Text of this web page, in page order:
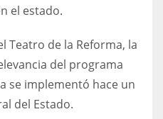
el estado.
Teatro de la Reforma, la
del programa
se implementó hace un
del Estado.